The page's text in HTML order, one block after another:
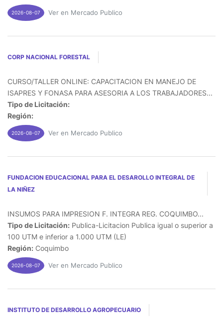
2026-08-07 Ver en Mercado Publico
CORP NACIONAL FORESTAL
CURSO/TALLER ONLINE: CAPACITACION EN MANEJO DE
ISAPRES Y FONASA PARA ASESORIA A LOS TRABAJADORES...
Tipo de Licitación:
Región:
2026-08-07 Ver en Mercado Publico
FUNDACION EDUCACIONAL PARA EL DESAROLLO INTEGRAL DE
LA NIÑEZ
INSUMOS PARA IMPRESION F. INTEGRA REG. COQUIMBO...
Tipo de Licitación: Publica-Licitacion Publica igual o superior a
100 UTM e inferior a 1.000 UTM (LE)
Región: Coquimbo
2026-08-07 Ver en Mercado Publico
INSTITUTO DE DESARROLLO AGROPECUARIO